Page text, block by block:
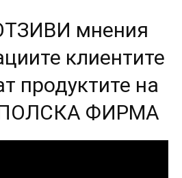
мнения
клиентите
продуктите на
ПОЛСКА ФИРМА